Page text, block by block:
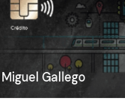
Miguel Gallego
0000